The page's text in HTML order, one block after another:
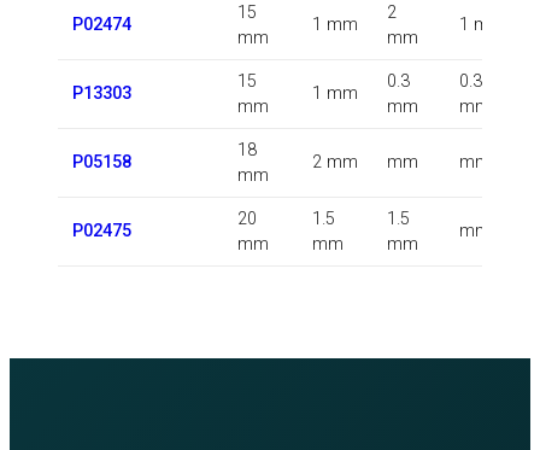
P02474
15
mm
1 mm
2
mm
1 mm
P13303
15
mm
1 mm
0.3
mm
0.3
mm
P05158
18
mm
2 mm mm mm
P02475
20
mm
1.5
mm
1.5
mm
mm